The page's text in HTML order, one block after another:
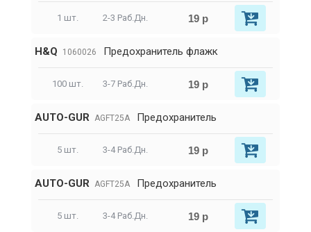
1 шт. 2-3 Раб.Дн. 19 р
H&Q 1060026 Предохранитель флажк
100 шт. 3-7 Раб.Дн. 19 р
AUTO-GUR AGFT25A Предохранитель
5 шт. 3-4 Раб.Дн. 19 р
AUTO-GUR AGFT25A Предохранитель
5 шт. 3-4 Раб.Дн. 19 р